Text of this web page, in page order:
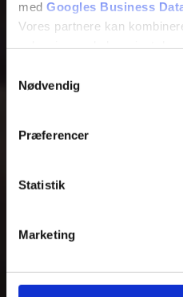
med Googles Business
Vores partnere kan
Nødvendig
Præferencer
Statistik
Marketing